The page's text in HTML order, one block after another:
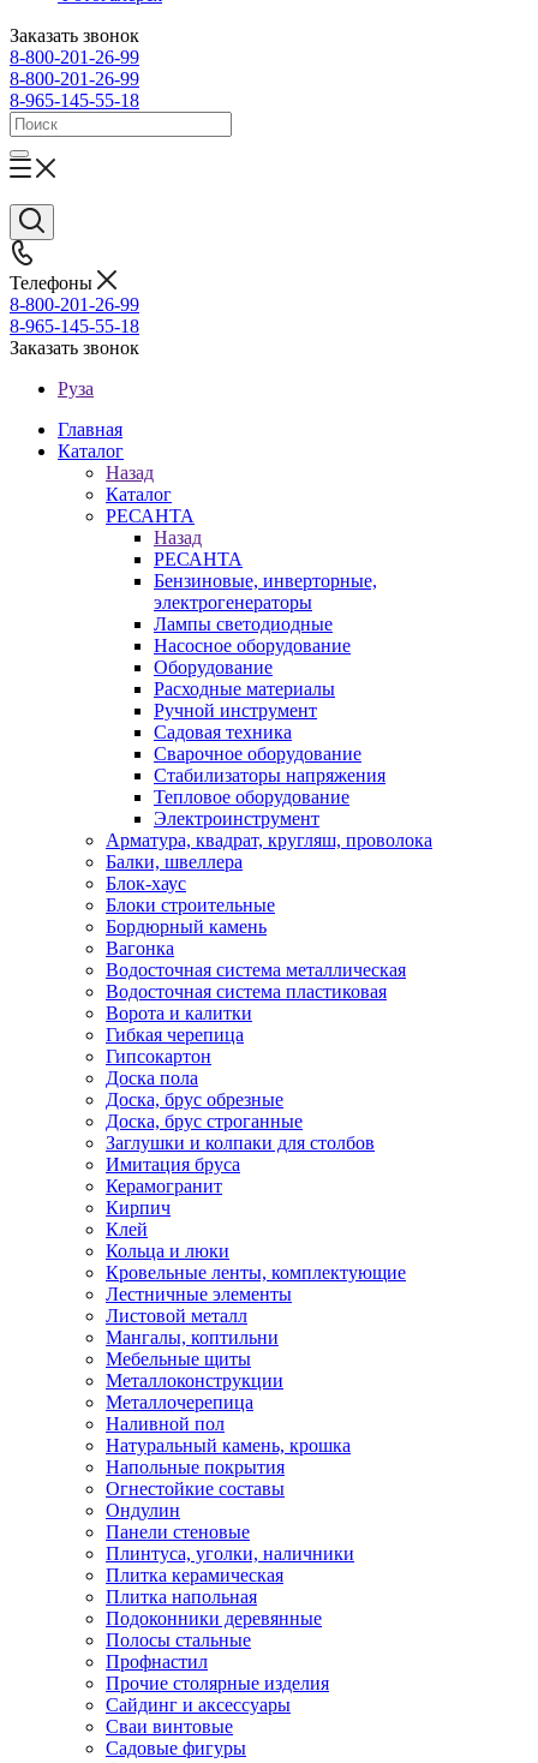
Заказать звонок
8-800-201-26-99
8-800-201-26-99
8-965-145-55-18
Телефоны
8-800-201-26-99
8-965-145-55-18
Заказать звонок
Руза
Главная
Каталог
Назад
Каталог
РЕСАНТА
Назад
РЕСАНТА
Бензиновые, инверторные,
электрогенераторы
Лампы светодиодные
Насосное оборудование
Оборудование
Расходные материалы
Ручной инструмент
Садовая техника
Сварочное оборудование
Стабилизаторы напряжения
Тепловое оборудование
Электроинструмент
Арматура, квадрат, кругляш, проволока
Балки, швеллера
Блок-хаус
Блоки строительные
Бордюрный камень
Вагонка
Водосточная система металлическая
Водосточная система пластиковая
Ворота и калитки
Гибкая черепица
Гипсокартон
Доска пола
Доска, брус обрезные
Доска, брус строганные
Заглушки и колпаки для столбов
Имитация бруса
Керамогранит
Кирпич
Клей
Кольца и люки
Кровельные ленты, комплектующие
Лестничные элементы
Листовой металл
Мангалы, коптильни
Мебельные щиты
Металлоконструкции
Металлочерепица
Наливной пол
Натуральный камень, крошка
Напольные покрытия
Огнестойкие составы
Ондулин
Панели стеновые
Плинтуса, уголки, наличники
Плитка керамическая
Плитка напольная
Подоконники деревянные
Полосы стальные
Профнастил
Прочие столярные изделия
Сайдинг и аксессуары
Сваи винтовые
Садовые фигуры